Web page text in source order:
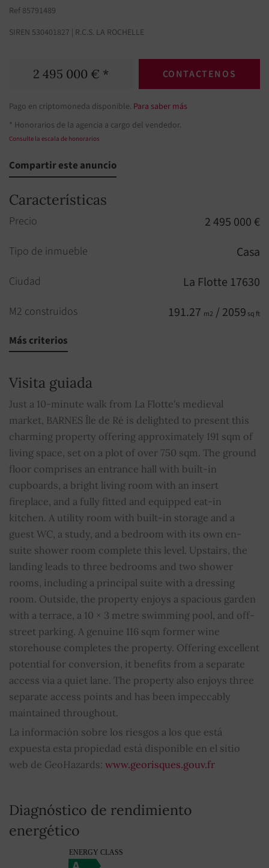
Ref 85791489
SIREN 530401827 | R.C.S. LA ROCHELLE
2 495 000 € * CONTACTENOS
Pago en criptomoneda disponible. Para saber más
* Honorarios de la agencia a cargo del vendedor.
Consulte la escala de honorarios
Compartir este anuncio
Características
Precio 2 495 000 €
Tipo de inmueble Casa
Ciudad La Flotte 17630
M2 construidos 191.27 m2 / 2059 sq ft
Habitaciones
Aseo
Aseos
Piscina
Hogar
Doble vidrio
Ventanas correderas
Pozos
Perforación SÍ
Bien sujeto al régimen de copropiedad NO
Cuota media de los gastos comunes
Más criterios
Visita guiada
Just a 10-minute walk from La Flotte's medieval
market, BARNES Île de Ré is delighted to present this
charming property offering approximately 191 sqm of
living space, set on a plot of over 750 sqm. The ground
floor comprises an entrance hall with built-in
cupboards, a bright living room with an insert
fireplace, and a fully fitted and equipped eat-in
kitchen. A utility room with built-in storage and a
guest WC, a study, and a bedroom with its own en-
suite shower room complete this level. Upstairs, the
landing leads to three bedrooms and two shower
rooms, including a principal suite with a dressing
room. Outside, the property enjoys a spacious garden
with a terrace, a 10 × 3 metre swimming pool, and off-
street parking. A genuine 116 sqm former wine
storehouse completes the property. Offering excellent
potential for conversion, it benefits from a separate
access via a quiet lane. The property also enjoys three
separate access points and has been impeccably
maintained throughout.
La información sobre los riesgos a los que está
expuesta esta propiedad está disponible en el sitio
web de GeoHazards: www.georisques.gouv.fr
Diagnóstico de rendimiento
energético